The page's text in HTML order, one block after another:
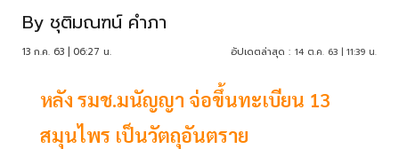
By ชุติมณฑน์ คำภา
13 ก.ค. 63 | 06:27 น. อัปเดตล่าสุด : 14 ต.ค. 63 | 11:39 น.
หลัง รมช.มนัญญา จ่อขึ้นทะเบียน 13
สมุนไพร เป็นวัตถุอันตราย